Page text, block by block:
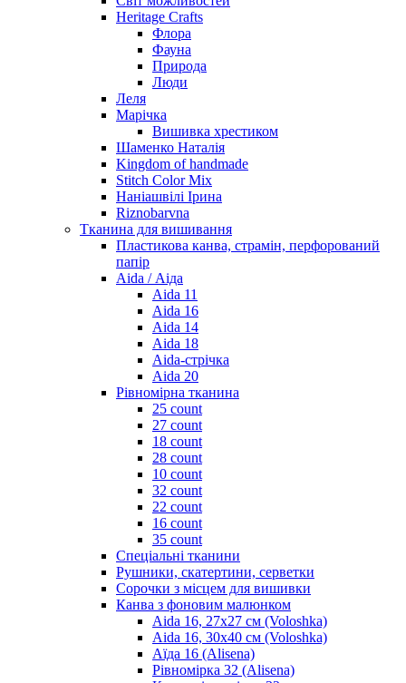
Heritage Crafts
Флора
Фауна
Природа
Люди
Леля
Марічка
Вишивка хрестиком
Шаменко Наталія
Kingdom of handmade
Stitch Color Mix
Наніашвілі Ірина
Riznobarvna
Тканина для вишивання
Пластикова канва, страмін, перфорований
папір
Aida / Аіда
Aida 11
Aida 16
Aida 14
Aida 18
Aida-стрічка
Aida 20
Рівномірна тканина
25 count
27 count
18 count
28 count
10 count
32 count
22 count
16 count
35 count
Спеціальні тканини
Рушники, скатертини, серветки
Сорочки з місцем для вишивки
Канва з фоновим малюнком
Aida 16, 27х27 см (Voloshka)
Aida 16, 30х40 см (Voloshka)
Аїда 16 (Alisena)
Рівномірка 32 (Alisena)